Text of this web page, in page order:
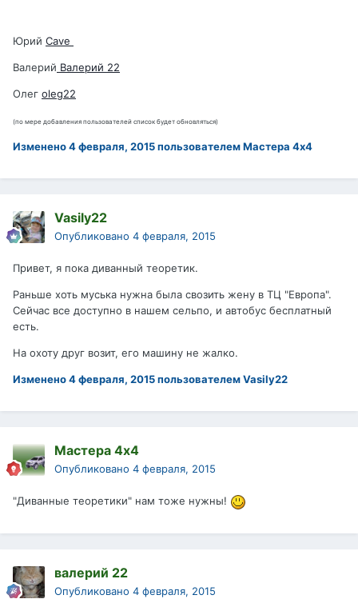
Юрий Cave
Валерий Валерий 22
Олег oleg22
(по мере добавления пользователей список будет обновляться)
Изменено4 февраля, 2015пользователем Мастера 4х4
Vasily22
Опубликовано 4 февраля, 2015
Привет, я пока диванный теоретик.
Раньше хоть муська нужна была свозить жену в ТЦ "Европа".
Сейчас все доступно в нашем сельпо, и автобус бесплатный
есть.
На охоту друг возит, его машину не жалко.
Изменено4 февраля, 2015пользователем Vasily22
Мастера 4х4
Опубликовано 4 февраля, 2015
"Диванные теоретики" нам тоже нужны!
валерий 22
Опубликовано 4 февраля, 2015